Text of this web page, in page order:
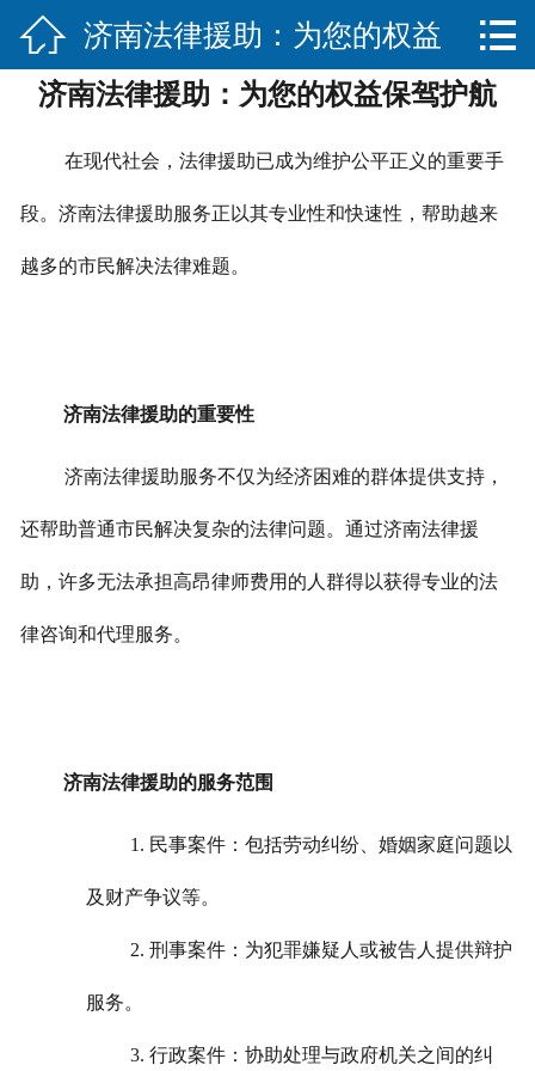
 网站首页
关于我们
服务项目
法律法规知识
 济南法律援助：为您的权益
保驾护航

济南法律援助：为您的权益保驾护航
在现代社会，法律援助已成为维护公平正义的重要手
段。济南法律援助服务正以其专业性和快速性，帮助越来
越多的市民解决法律难题。
济南法律援助的重要性
济南法律援助服务不仅为经济困难的群体提供支持，
还帮助普通市民解决复杂的法律问题。 通过济南法律援
助，许多无法承担高昂律师费用的人群得以获得专业的法
律咨询和代理服务。
济南法律援助的服务范围
1. 民事案件：包括劳动纠纷、婚姻家庭问题以
及财产争议等。
2. 刑事案件：为犯罪嫌疑人或被告人提供辩护
服务。
3. 行政案件：协助处理与政府机关之间的纠